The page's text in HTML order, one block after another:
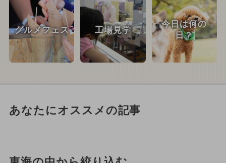
グルメフェス 工場見学
今日は何の
日？
あなたにオススメの記事